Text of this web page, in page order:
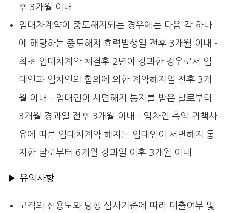
후 3개월 이내
임대차계약이 중도해지되는 경우에는 다음 각 하나
에 해당하는 중도해지 효력발생일 전후 3개월 이내 –
최초 임대차계약 체결후 2년이 경과한 경우로서 임
대인과 임차인의 합의에 의한 계약해지일 전후 3개
월 이내 – 임대인이 서면해지 통지를 받은 날로부터
3개월 경과일 전후 3개월 이내 – 임차인 측의 귀책사
유에 따른 임대차계약 해지는 임대인이 서면해지 통
지한 날로부터 6개월 경과일 이후 3개월 이내
▶ 유의사항
고객의 신용도와 당행 심사기준에 따라 대출여부 및